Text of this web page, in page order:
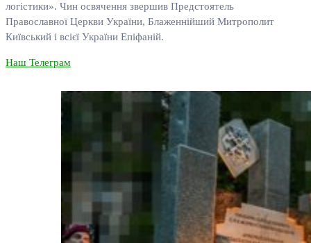
логістики». Чин освячення звершив Предстоятель
Православної Церкви України, Блаженнійший Митрополит
Київський і всієї України Епіфаній.
Наш Телеграм